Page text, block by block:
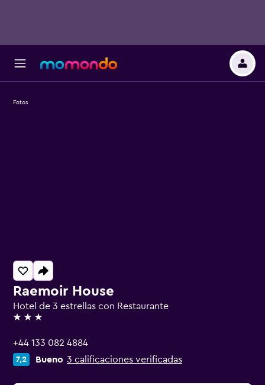
Raemoir House
Hotel de 3 estrellas con Restaurante
3 estrellas
+44 133 082 4884
7,2 Bueno 3 calificaciones verificadas
Fotos